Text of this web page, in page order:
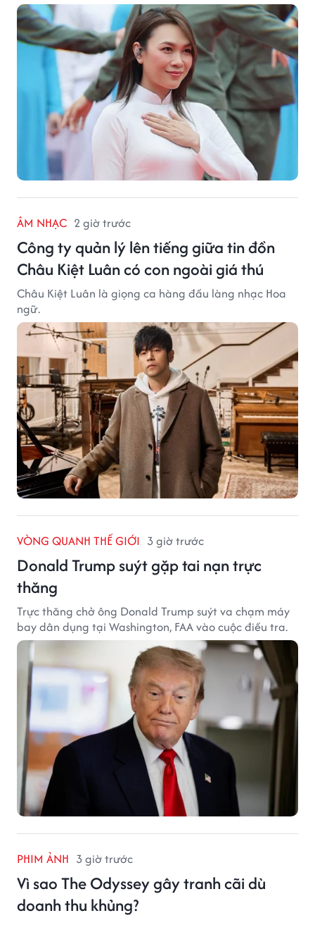
ÂM NHẠC 2 giờ trước
Công ty quản lý lên tiếng giữa tin đồn
Châu Kiệt Luân có con ngoài giá thú
Châu Kiệt Luân là giọng ca hàng đầu làng nhạc Hoa
ngữ.
VÒNG QUANH THẾ GIỚI 3 giờ trước
Donald Trump suýt gặp tai nạn trực
thăng
Trực thăng chở ông Donald Trump suýt va chạm máy
bay dân dụng tại Washington, FAA vào cuộc điều tra.
PHIM ẢNH 3 giờ trước
Vì sao The Odyssey gây tranh cãi dù
doanh thu khủng?